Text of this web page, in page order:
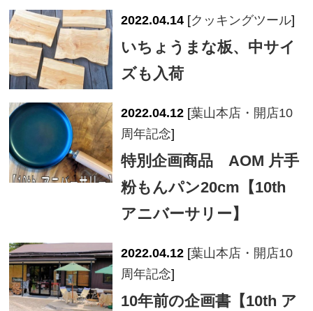
2022.04.14 [クッキングツール]
いちょうまな板、中サイ
ズも入荷
2022.04.12 [葉山本店・開店10
周年記念]
特別企画商品 AOM 片手
粉もんパン20cm【10th
アニバーサリー】
2022.04.12 [葉山本店・開店10
周年記念]
10年前の企画書【10th ア